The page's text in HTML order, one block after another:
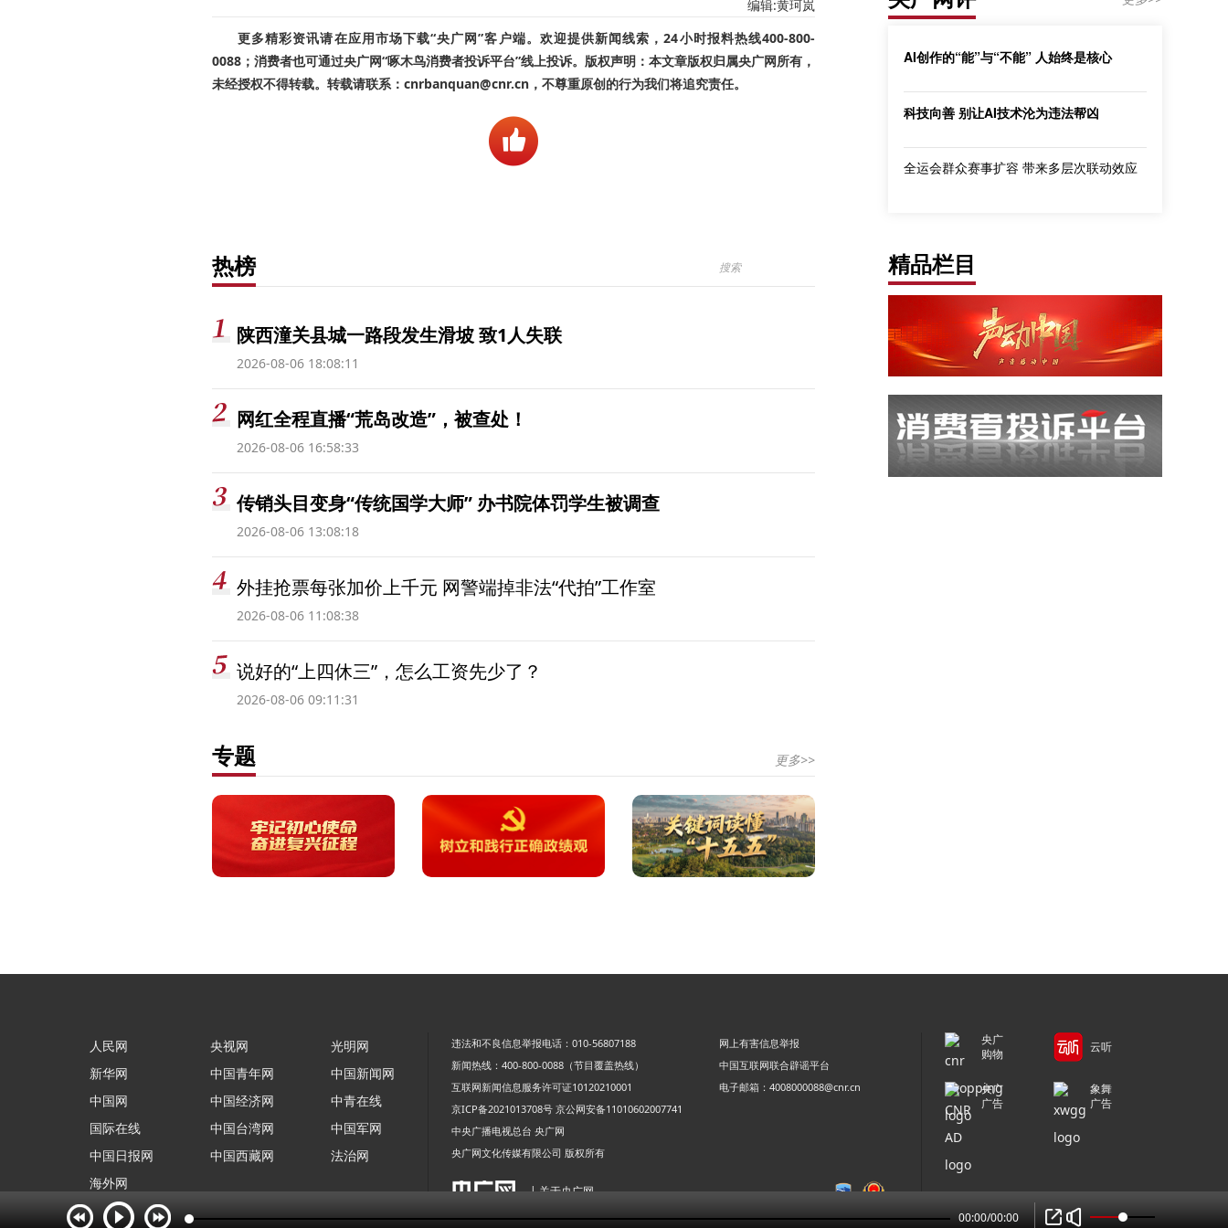
编辑:黄珂岚
更多精彩资讯请在应用市场下载“央广网”客户端。欢迎提供新闻线索，24小时报料热线400-800-
0088；消费者也可通过央广网“啄木鸟消费者投诉平台”线上投诉。版权声明：本文章版权归属央广网所有，
未经授权不得转载。转载请联系：cnrbanquan@cnr.cn，不尊重原创的行为我们将追究责任。
热榜
陕西潼关县城一路段发生滑坡 致1人失联
2026-08-06 18:08:11
网红全程直播“荒岛改造”，被查处！
2026-08-06 16:58:33
传销头目变身“传统国学大师” 办书院体罚学生被调查
2026-08-06 13:08:18
外挂抢票每张加价上千元 网警端掉非法“代拍”工作室
2026-08-06 11:08:38
说好的“上四休三”，怎么工资先少了？
2026-08-06 09:11:31
专题 更多>>
AI创作的“能”与“不能” 人始终是核心
科技向善 别让AI技术沦为违法帮凶
全运会群众赛事扩容 带来多层次联动效应
精品栏目
人民网
新华网
中国网
国际在线
中国日报网
海外网
央视网
中国青年网
中国经济网
中国台湾网
中国西藏网
光明网
中国新闻网
中青在线
中国军网
法治网
违法和不良信息举报电话：010-56807188
网上有害信息举报
新闻热线：400-800-0088（节目覆盖热线）
中国互联网联合辟谣平台
互联网新闻信息服务许可证10120210001
电子邮箱：4008000088@cnr.cn
京ICP备2021013708号 京公网安备11010602007741
中央广播电视总台 央广网
央广网文化传媒有限公司 版权所有
| 关于央广网
央广
购物
云听
央广
广告
象舞
广告
00:00/00:00